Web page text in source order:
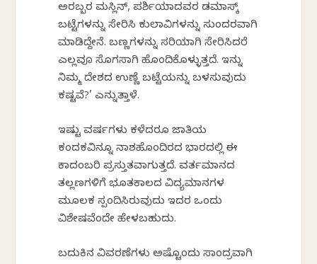
ಅರಬ್ಬರ ಮಸ್ಲಿನ್, ಪರ್ಶಿಯಾದವರ ಡಮಾಸ್ಕ್
ಬಟ್ಟೆಗಳನ್ನು ಸೇರಿಸಿ ಕುಲಾವಿಗಳನ್ನು ಸುಂದರವಾಗಿ
ಮಾಡಿದ್ದೇನೆ. ಬಣ್ಣಗಳನ್ನು ಸರಿಯಾಗಿ ಸೇರಿಸಿದರೆ
ಎಲ್ಲವೂ ಸೊಗಸಾಗಿ ಹೊಂದಿಕೊಳ್ಳುತ್ತದೆ. ಇನ್ನು
ನಿಮ್ಮ ದೇಶದ ಉಣ್ಣೆ ಬಟ್ಟೆಯನ್ನು ಬಳಸುವುದು
ಕಷ್ಟವೆ?’ ಎನ್ನುತ್ತಾಳೆ.
ಇಷ್ಟು ವರ್ಷಗಳು ಕಳೆದರೂ ಜಾತಿಯ
ಕಂದಕವಿನ್ನೂ ನಾಶಹೊಂದಿರದ ಭಾರದಲ್ಲಿ ಈ
ಕಾದಂಬರಿ ಪ್ರಸ್ತುತವಾಗುತ್ತದೆ. ವರ್ತಮಾನದ
ತಲ್ಲಣಗಳಿಗೆ ಭೂತಕಾಲದ ವಿದ್ಯಮಾನಗಳ
ಮೂಲಕ ಸ್ಪಂದಿಸಿರುವುದು ಇದರ ಒಂದು
ವಿಶೇಷವೆಂದೇ ಹೇಳಬಹುದು.
ಬದುಕಿನ ವಿವರಣೆಗಳು ಅಷ್ಟೊಂದು ಸಾಂದ್ರವಾಗಿ